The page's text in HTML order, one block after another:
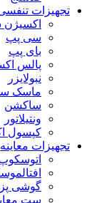
تجهیزات
اکسیژن
سی پپ
بای پپ
پالس
نبولایزر
ماسک
ساکشن
ونتیلاتور
کپسول
تجهیزات معاینه
گوشی
ست